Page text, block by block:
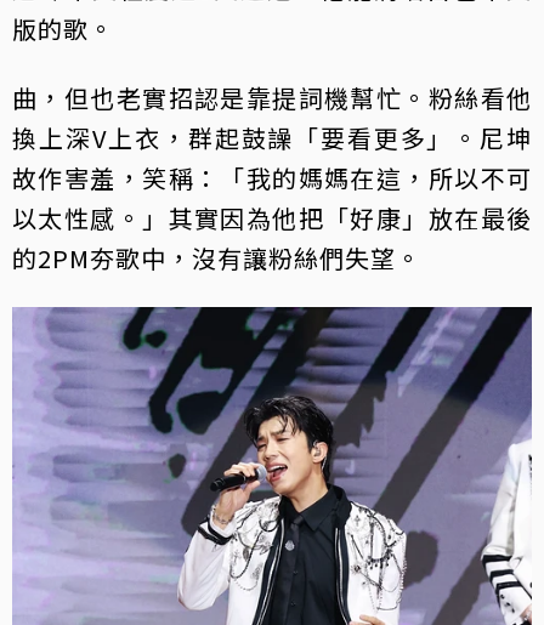
版的歌。
曲，但也老實招認是靠提詞機幫忙。粉絲看他
換上深V上衣，群起鼓譟「要看更多」。尼坤
故作害羞，笑稱：「我的媽媽在這，所以不可
以太性感。」其實因為他把「好康」放在最後
的2PM夯歌中，沒有讓粉絲們失望。